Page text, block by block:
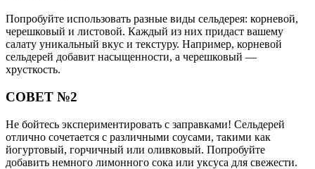
Попробуйте использовать разные виды сельдерея: корневой,
черешковый и листовой. Каждый из них придаст вашему
салату уникальный вкус и текстуру. Например, корневой
сельдерей добавит насыщенности, а черешковый —
хрусткость.
СОВЕТ №2
Не бойтесь экспериментировать с заправками! Сельдерей
отлично сочетается с различными соусами, такими как
йогуртовый, горчичный или оливковый. Попробуйте
добавить немного лимонного сока или уксуса для свежести.